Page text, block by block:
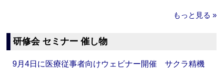
もっと見る »
研修会 セミナー 催し物
9月4日に医療従事者向けウェビナー開催 サクラ精機